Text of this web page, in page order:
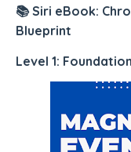
📚 Siri eBook:
Blueprint
Level 1: